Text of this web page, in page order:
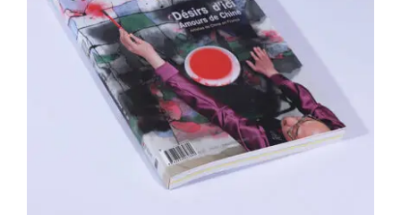
Area revue n°30 – Désirs d’ici Amours
de Chine